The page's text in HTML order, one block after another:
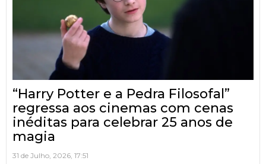
“Harry Potter e a Pedra Filosofal”
regressa aos cinemas com cenas
inéditas para celebrar 25 anos de
magia
31 de Julho, 2026, 17:51